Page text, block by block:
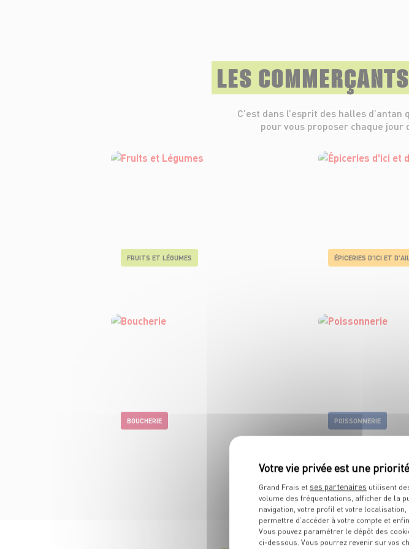
LES COMMERÇANTS
C’est dans l’esprit des halles
pour vous proposer chaque jour
FRUITS ET LÉGUMES ÉPICERIES D'ICI ET
BOUCHERIE POISSONNERIE
Grand Frais et ses partenaires utilisent
volume des fréquentations, afficher de la
navigation, votre profil et votre
permettre d’accéder à votre compte et
Vous pouvez paramétrer le dépôt des
ci-dessous. Vous pourrez revenir sur vos